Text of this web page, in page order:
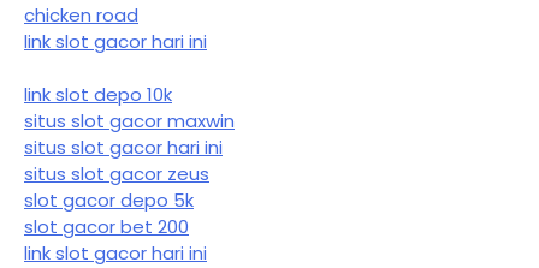
chicken road
link slot gacor hari ini
link slot depo 10k
situs slot gacor maxwin
situs slot gacor hari ini
situs slot gacor zeus
slot gacor depo 5k
slot gacor bet 200
link slot gacor hari ini